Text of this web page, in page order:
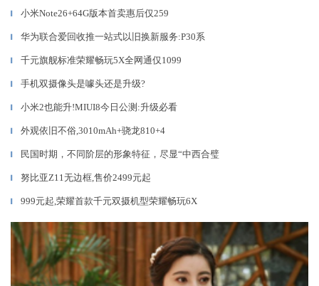
▎ 小米Note26+64G版本首卖惠后仅259
▎ 华为联合爱回收推一站式以旧换新服务:P30系
▎ 千元旗舰标准荣耀畅玩5X全网通仅1099
▎ 手机双摄像头是噱头还是升级?
▎ 小米2也能升!MIUI8今日公测:升级必看
▎ 外观依旧不俗,3010mAh+骁龙810+4
▎ 民国时期，不同阶层的形象特征，尽显“中西合璧
▎ 努比亚Z11无边框,售价2499元起
▎ 999元起,荣耀首款千元双摄机型荣耀畅玩6X